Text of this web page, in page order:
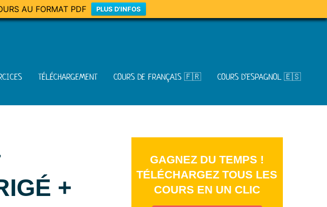
AU FORMAT PDF PLUS D'INFOS
TÉLÉCHARGEMENT COURS DE FRANÇAIS 🇫🇷 COURS D’ESPAGNOL 🇪🇸
+
GAGNEZ DU TEMPS !
TÉLÉCHARGEZ TOUS LES
COURS EN UN CLIC